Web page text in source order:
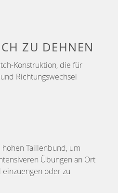
ZU DEHNEN
Konstruktion, die für
Richtungswechsel
Taillenbund, um
Übungen an Ort
oder zu